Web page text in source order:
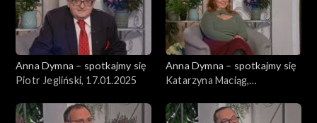
Anna Dymna – spotkajmy się
Piotr Jegliński, 17.01.2025
Anna Dymna – spotkajmy się
Katarzyna Maciąg,